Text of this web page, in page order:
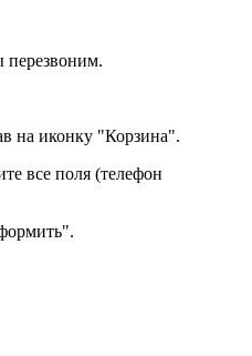
перезвоним.
на иконку "Корзина".
все поля (телефон